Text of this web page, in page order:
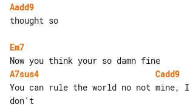
Aadd9
thought so
Em7
A7sus4
Cadd9
You can rule the world no not mine, I